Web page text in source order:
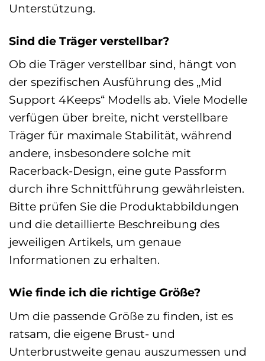
Unterstützung.
Sind die Träger verstellbar?
Ob die Träger verstellbar sind, hängt von
der spezifischen Ausführung des „Mid
Support 4Keeps“ Modells ab. Viele Modelle
verfügen über breite, nicht verstellbare
Träger für maximale Stabilität, während
andere, insbesondere solche mit
Racerback-Design, eine gute Passform
durch ihre Schnittführung gewährleisten.
Bitte prüfen Sie die Produktabbildungen
und die detaillierte Beschreibung des
jeweiligen Artikels, um genaue
Informationen zu erhalten.
Wie finde ich die richtige Größe?
Um die passende Größe zu finden, ist es
ratsam, die eigene Brust- und
Unterbrustweite genau auszumessen und